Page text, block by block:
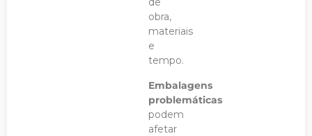
obra,
materiais
e
tempo.
Embalagens
problemáticas
podem
afetar